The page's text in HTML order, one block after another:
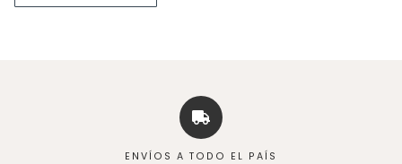
ENVÍOS A TODO EL PAÍS